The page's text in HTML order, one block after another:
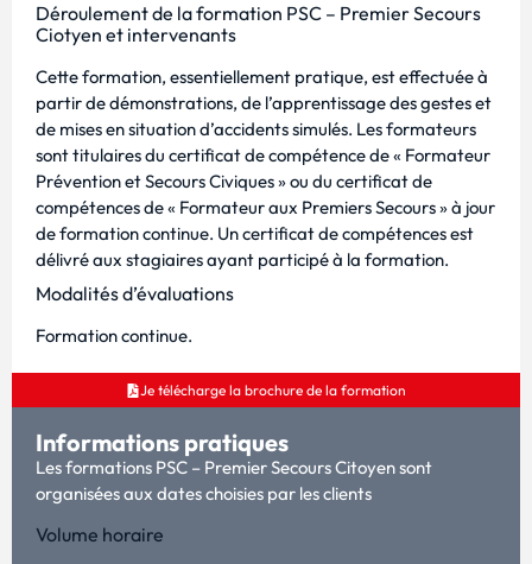
Déroulement de la formation PSC – Premier Secours
Ciotyen et intervenants
Cette formation, essentiellement pratique, est effectuée à
partir de démonstrations, de l’apprentissage des gestes et
de mises en situation d’accidents simulés. Les formateurs
sont titulaires du certificat de compétence de « Formateur
Prévention et Secours Civiques » ou du certificat de
compétences de « Formateur aux Premiers Secours » à jour
de formation continue. Un certificat de compétences est
délivré aux stagiaires ayant participé à la formation.
Modalités d’évaluations
Formation continue.
Je télécharge la brochure de la formation
Informations pratiques
Les formations PSC – Premier Secours Citoyen sont
organisées aux dates choisies par les clients
Volume horaire